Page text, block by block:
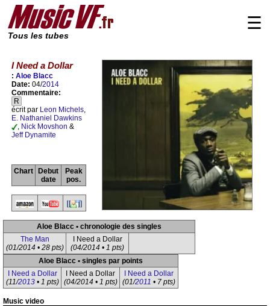
Tous les tubes
☰
I Need a Dollar
: Aloe Blacc
Date: 04/2014
Commentaire:
R
écrit par Leon Michels,
E. Nathaniel Dawkins
, Nick Movshon &
Jeff Dynamite
Chart
Debut
date
Peak
pos.
Aloe Blacc • chronologie des singles
The Man
(01/2014 • 28 pts)
I Need a Dollar
(04/2014 • 1 pts)
Aloe Blacc • singles par points
I Need a Dollar
(11/2013• 1 pts)
I Need a Dollar
(04/2014 • 1 pts)
I Need a Dollar
(01/2011 • 7 pts)
Music video